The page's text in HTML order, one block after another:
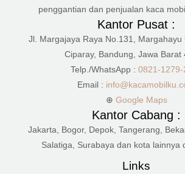
penggantian dan penjualan kaca
Kantor Pusat :
Jl. Margajaya Raya No.131, Margahayu
Ciparay, Bandung, Jawa Barat
Telp./WhatsApp : 0821-1279-
Email :
⊕ Google Maps
Kantor Cabang :
Jakarta, Bogor, Depok, Tangerang,
Salatiga, Surabaya dan kota lainnya
Links